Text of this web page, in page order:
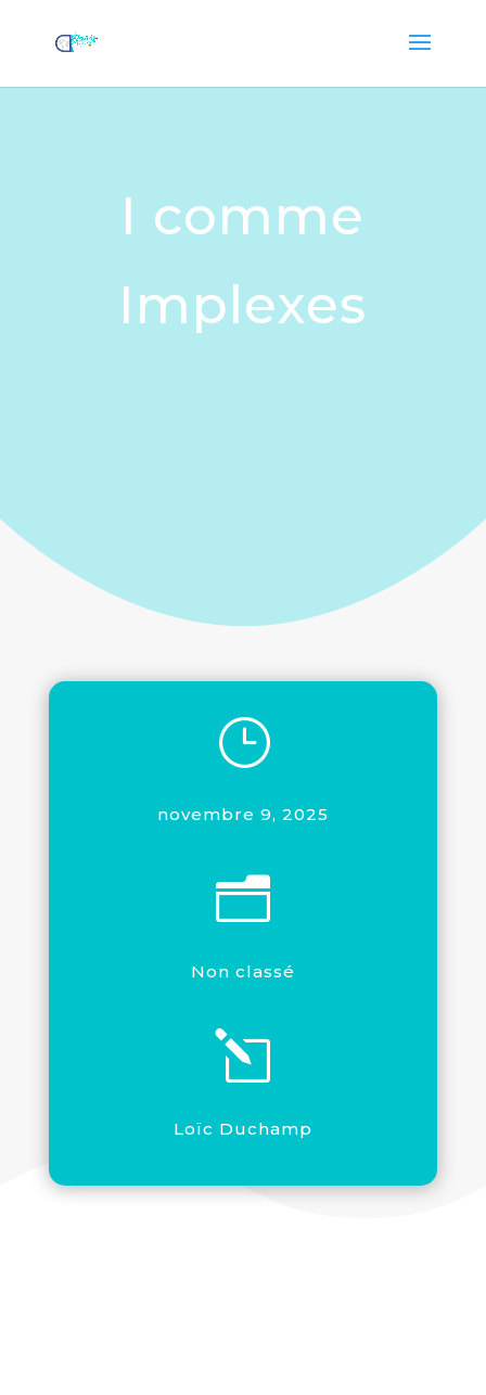
I comme
Implexes
}
novembre 9, 2025
n
Non classé
l
Loïc Duchamp